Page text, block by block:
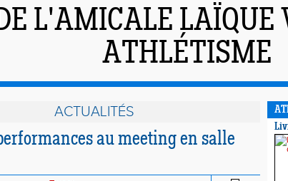
L'AMICALE LAÏQUE
ATHLÉTISME
ACTUALITÉS
au meeting en salle